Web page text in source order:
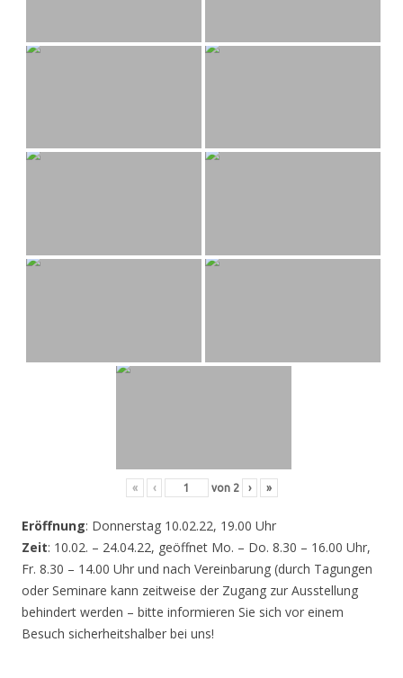
« ‹ von 2 › »
Eröffnung: Donnerstag 10.02.22, 19.00 Uhr
Zeit: 10.02. – 24.04.22, geöffnet Mo. – Do. 8.30 – 16.00 Uhr,
Fr. 8.30 – 14.00 Uhr und nach Vereinbarung (durch Tagungen
oder Seminare kann zeitweise der Zugang zur Ausstellung
behindert werden – bitte informieren Sie sich vor einem
Besuch sicherheitshalber bei uns!